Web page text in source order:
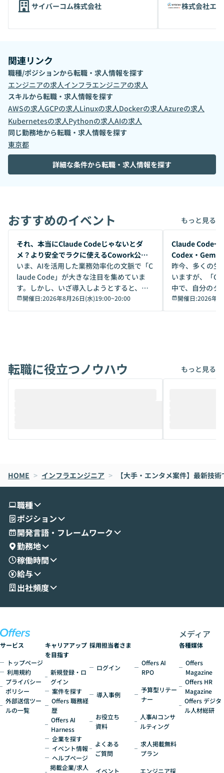
サイバーコム株式会社 株式会社エ
関連リンク
職種/ポジションから転職・求人情報を探す
エンジニアの求人インフラエンジニアの求人
スキルから転職・求人情報を探す
AWSの求人GCPの求人Linuxの求人Dockerの求人Azureの求人
Kubernetesの求人Pythonの求人AIの求人
同じ勤務地から転職・求人情報を探す
東京都
詳細な条件から転職・求人情報を探す
おすすめのイベント もっと見る
開催前
それ、本当にClaude Codeじゃないとダ
メ？より安全でラクに使えるCowork公開
デモ
いま、AIを活用した業務効率化の文脈で「C
laude Code」が大きな注目を集めていま
す。しかし、いざ導入しようとすると、セ
キュリティ面の懸念や権限管理のハードル
から、気軽に使えないケースも多いのでは
けでなく、想像以上の範囲まで自動化でき
ることは、まだあまり知られていません。
メルカリでの判断基準をもとに「なぜClau
oworkの基本的な機能をご紹介いただきま
す。 続く公開デモでは、実際にCoworkを
せいただきます。数分でワークフローが完
成する手軽さや、Gmail等の外部サービス
とセキュアに連携できるポイントなど、実
演を通じて具体的なイメージをお届けしま
す。 後半のディスカッションでは、セキュ
リティの考え方や社内導入の進め方など、
現場目線でさらに深掘りしていきます。
「自分の業務をAIで自動化してみたいけ
いう方にこそ参加いただきたいイベントで
開催日:2026年8月26日(水)19:00~20:00
開催前
Claude Code一
Codex・
昨今、多くの生
いますが、「
中で、自分のタ
いいのか」を自
か？ 「なんとなく誰かが良いと言っていた
は、評判では
ているAIを選ぶこ
それぞれの本当
は、LLMのフル
ント構築の最前
開催日:2026年8
転職に役立つノウハウ もっと見る
HOME > インフラエンジニア > 【大手・エンタメ案件】最新技
職種
ポジション
開発言語・フレームワーク
勤務地
稼働時間
給与
出社頻度
サービス
トップページ
利用規約
プライバシー
ポリシー
外部送信ツー
ルの一覧
キャリアアップ
を目指す
新規登録・ロ
グイン
案件を探す
Offers 職務経
歴
Offers AI
Harness
企業を探す
イベント情報
ヘルプページ
掲載企業/求人
採用担当者さま
ログイン
導入事例
お役立ち
資料
よくある
ご質問
イベント
Offers AI
RPO
予算型リテー
ナー
人事AIコンサ
ルティング
求人掲載無料
プラン
エンジニア採
メディア
各種媒体
Offers
Magazine
Offers HR
Magazine
Offers デジタ
ル人材総研